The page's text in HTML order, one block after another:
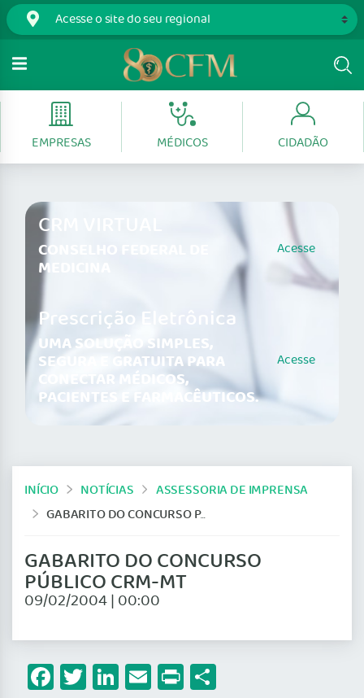
EMPRESAS MÉDICOS CIDADÃO
CRM VIRTUAL
CONSELHO FEDERAL DE
MEDICINA
Acesse
Prescrição Eletrônica
UMA SOLUÇÃO SIMPLES,
SEGURA E GRATUITA PARA
CONECTAR MÉDICOS,
PACIENTES E FARMACÊUTICOS.
Acesse
INÍCIO NOTÍCIAS
ASSESSORIA DE IMPRENSA
GABARITO DO CONCURSO PÚBLICO CRM-MT
GABARITO DO CONCURSO
PÚBLICO CRM-MT
09/02/2004 | 00:00
Facebook
Twitter
LinkedIn
Email
Print